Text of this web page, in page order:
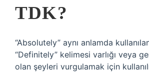
TDK?
“Absolutely” aynı anlamda
“Definitely” kelimesi varlığı veya
olan şeyleri vurgulamak için